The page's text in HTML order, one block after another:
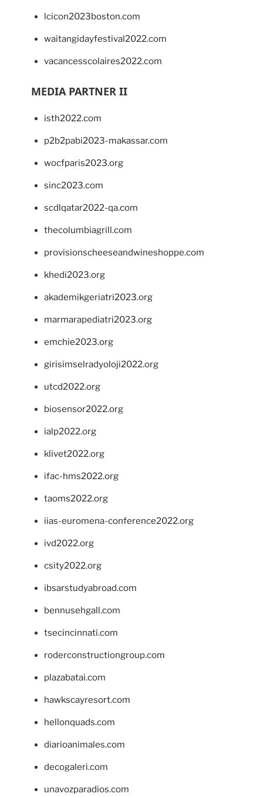
lcicon2023boston.com
waitangidayfestival2022.com
vacancesscolaires2022.com
MEDIA PARTNER II
isth2022.com
p2b2pabi2023-makassar.com
wocfparis2023.org
sinc2023.com
scdlqatar2022-qa.com
thecolumbiagrill.com
provisionscheeseandwineshoppe.com
khedi2023.org
akademikgeriatri2023.org
marmarapediatri2023.org
emchie2023.org
girisimselradyoloji2022.org
utcd2022.org
biosensor2022.org
ialp2022.org
klivet2022.org
ifac-hms2022.org
taoms2022.org
iias-euromena-conference2022.org
ivd2022.org
csity2022.org
ibsarstudyabroad.com
bennusehgall.com
tsecincinnati.com
roderconstructiongroup.com
plazabatai.com
hawkscayresort.com
hellonquads.com
diarioanimales.com
decogaleri.com
unavozparadios.com